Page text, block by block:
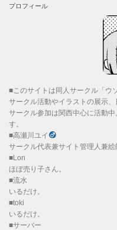
プロフィール
■このサイトは同人サークル「ウ
サークル活動やイラストの展示、
サークル参加は関西中心に活動
す。
■高瀬川ユイ
サークル代表兼サイト管理人兼絵
■Lon
ほぼ売り子さん。
■流水
いるだけ。
■toki
いるだけ。
■サーバー